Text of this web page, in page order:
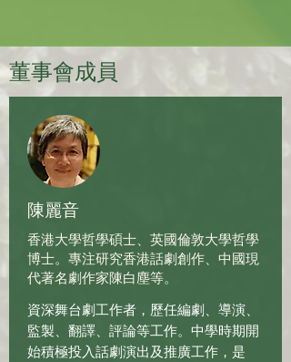
董事會成員
陳麗音
香港大學哲學碩士、英國倫敦大學哲學
博士。專注研究香港話劇創作、中國現
代著名劇作家陳白塵等。
資深舞台劇工作者，歷任編劇、導演、
監製、翻譯、評論等工作。中學時期開
始積極投入話劇演出及推廣工作，是